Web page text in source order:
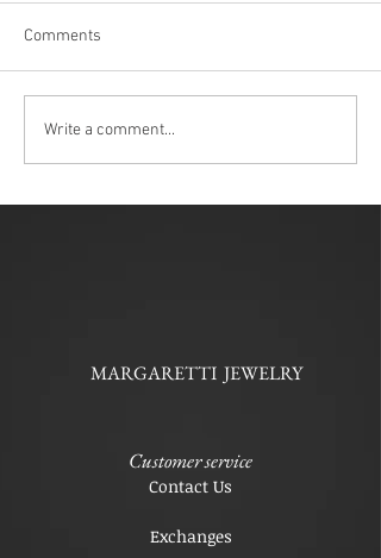
Comments
Write a comment...
MARGARETTI JEWELRY
Customer service
Contact Us
Exchanges